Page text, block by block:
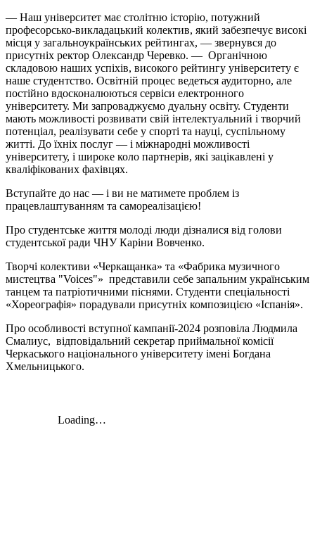
— Наш університет має столітню історію, потужний
професорсько-викладацький колектив, який забезпечує високі
місця у загальноукраїнських рейтингах, — звернувся до
присутніх ректор Олександр Черевко. — Органічною
складовою наших успіхів, високого рейтингу університету є
наше студентство. Освітній процес ведеться аудиторно, але
постійно вдосконалюються сервіси електронного
університету. Ми запроваджуємо дуальну освіту. Студенти
мають можливості розвивати свій інтелектуальний і творчий
потенціал, реалізувати себе у спорті та науці, суспільному
житті. До їхніх послуг — і міжнародні можливості
університету, і широке коло партнерів, які зацікавлені у
кваліфікованих фахівцях.
Вступайте до нас — і ви не матимете проблем із
працевлаштуванням та самореалізацією!
Про студентське життя молоді люди дізналися від голови
студентської ради ЧНУ Каріни Вовченко.
Творчі колективи «Черкащанка» та «Фабрика музичного
мистецтва "Voices"» представили себе запальним українським
танцем та патріотичними піснями. Студенти спеціальності
«Хореографія» порадували присутніх композицією «Іспанія».
Про особливості вступної кампанії-2024 розповіла Людмила
Смалиус, відповідальний секретар приймальної комісії
Черкаського національного університету імені Богдана
Хмельницького.